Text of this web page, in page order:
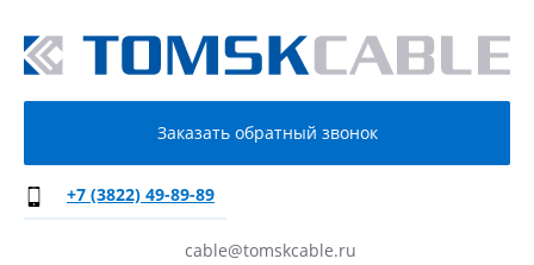
Заказать обратный звонок
+7 (3822) 49-89-89
cable@tomskcable.ru